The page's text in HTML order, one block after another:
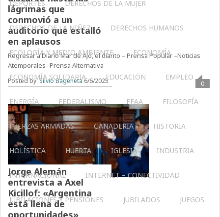
DEPORTES DERECHOS DE LA MUJER
DERECHOS DE LA NIÑEZ DERECHOS HUMANOS
ECOLOGÍA Y MEDIO AMBIENTE ECONOMÍA
ECONOMÍA SOLIDARIA EDUCACIÓN EMPLEO
ENERGÍA FEDERALISMO FFAA FILOSOFÍA
FUERZAS ARMADAS GANADERIA HISTORIA
HOLÍSTICA HUERTA IGLESIA INDUSTRIA
INTERNACIONAL INTERNET – CONECTIVIDAD
JUBILACIONES Y PENSIONES JUBILADOS JUEGOS
lágrimas que
conmovió a un
auditorio que estalló
en aplausos
Regresar a Diario Mar de Ajó, el diarito – Prensa Popular –Noticias
Atemporales- Prensa Alternativa
Posted by:Silvio Bageneta 6/6/2025 0
Jorge Alemán
entrevista a Axel
Kicillof: «Argentina
está llena de
oportunidades»